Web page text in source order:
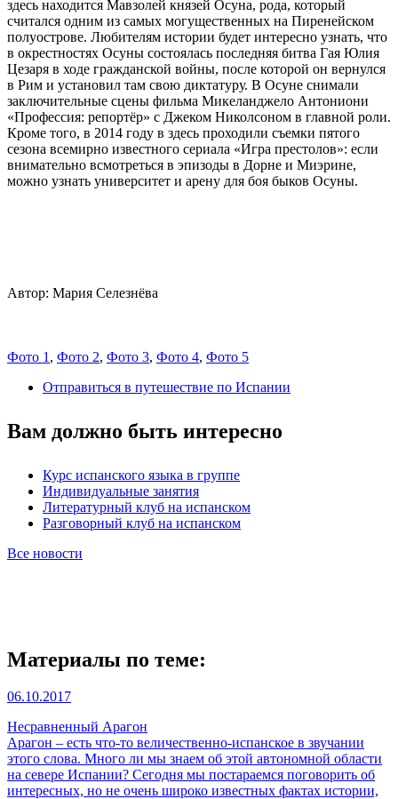
здесь находится Мавзолей князей Осуна, рода, который
считался одним из самых могущественных на Пиренейском
полуострове. Любителям истории будет интересно узнать, что
в окрестностях Осуны состоялась последняя битва Гая Юлия
Цезаря в ходе гражданской войны, после которой он вернулся
в Рим и установил там свою диктатуру. В Осуне снимали
заключительные сцены фильма Микеланджело Антониони
«Профессия: репортёр» с Джеком Николсоном в главной роли.
Кроме того, в 2014 году в здесь проходили съемки пятого
сезона всемирно известного сериала «Игра престолов»: если
внимательно всмотреться в эпизоды в Дорне и Миэрине,
можно узнать университет и арену для боя быков Осуны.
Автор: Мария Селезнёва
Фото 1 , Фото 2, Фото 3, Фото 4, Фото 5
Отправиться в путешествие по Испании
Вам должно быть интересно
Курс испанского языка в группе
Индивидуальные занятия
Литературный клуб на испанском
Разговорный клуб на испанском
Все новости
Материалы по теме:
06.10.2017
Несравненный Арагон
Арагон – есть что-то величественно-испанское в звучании
этого слова. Много ли мы знаем об этой автономной области
на севере Испании? Сегодня мы постараемся поговорить об
интересных, но не очень широко известных фактах истории,